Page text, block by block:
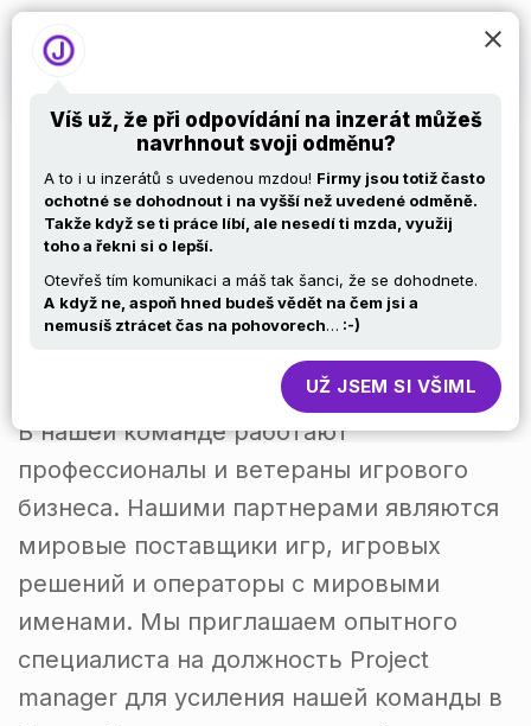
Project Manager
with Russian
Slotegrator – лидер B2B решений в i-
gaming индустрии. Компания работает
на мировом IGaming рынке более 8 лет.
В нашей команде работают
профессионалы и ветераны игрового
бизнеса. Нашими партнерами являются
мировые поставщики игр, игровых
решений и операторы с мировыми
именами. Мы приглашаем опытного
специалиста на должность Project
manager для усиления нашей команды в
Víš už, že při odpovídání na inzerát můžeš
navrhnout svoji odměnu?
A to i u inzerátů s uvedenou mzdou! Firmy jsou totiž často
ochotné se dohodnout i na vyšší než uvedené odměně.
Takže když se ti práce líbí, ale nesedí ti mzda, využij
toho a řekni si o lepší.
Otevřeš tím komunikaci a máš tak šanci, že se dohodnete.
A když ne, aspoň hned budeš vědět na čem jsi a
nemusíš ztrácet čas na pohovorech… :-)
UŽ JSEM SI VŠIML